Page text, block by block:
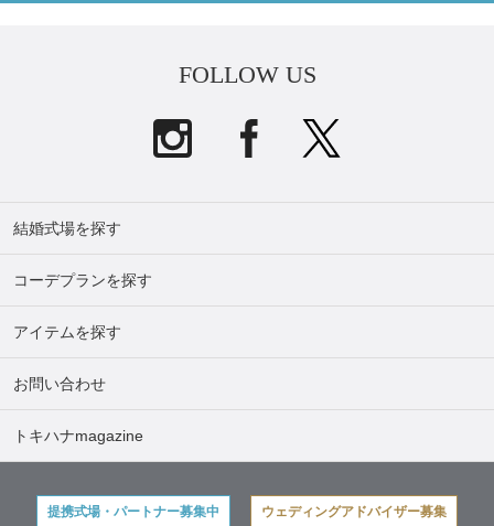
FOLLOW US
結婚式場を探す
コーデプランを探す
アイテムを探す
お問い合わせ
トキハナmagazine
提携式場・パートナー募集中 ウェディングアドバイザー募集